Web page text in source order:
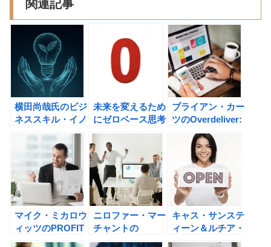
関連記事
横田尚哉氏のビジ
ネススキル・イノ
ベーション 「時
間×思考×直感」
67のパワフルな
技術の書評
未来を変えるため
にゼロベース思考
が効果的な理由
ブライアン・カー
ツのOverdeliver:
ダイレクトレスポ
ンスの成功原則の
マイク・ミカロウ
ィッツのPROFIT
FIRST お金を増
ニロファー・マー
チャントの
ONLYNESS~組
キャス・サンステ
ィーン＆ルチア・
ライシュのデータ